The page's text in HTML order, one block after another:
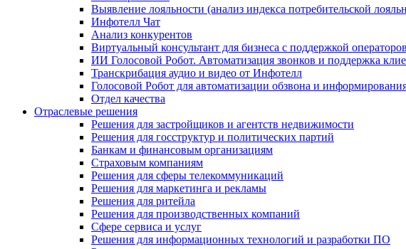
Выявление лояльности (анализ индекса потребительской
Инфотелл Чат
Анализ конкурентов
Виртуальный консультант для бизнеса с поддержкой операторов
ИИ Голосовой Робот. Автоматизация звонков и поддержка
Транскрибация аудио и видео от Инфотелл
Голосовой Робот для автоматизации обзвона и
Отдел качества
Отраслевые решения
Решения для застройщиков и агентств недвижимости
Решения для госструктур и политических партий
Банкам и финансовым организациям
Страховым компаниям
Решения для сферы телекоммуникаций
Решения для маркетинга и рекламы
Решения для ритейла
Решения для производственных компаний
Сфере сервиса и услуг
Решения для информационных технологий и разработки ПО